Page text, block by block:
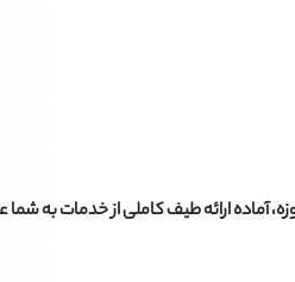
ارائه طیف کاملی از خدمات به شما